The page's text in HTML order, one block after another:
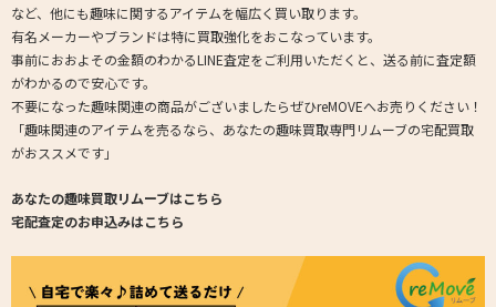
など、他にも趣味に関するアイテムを幅広く買い取ります。
有名メーカーやブランドは特に買取強化をおこなっています。
事前におおよその金額のわかるLINE査定をご利用いただくと、送る前に査定額
がわかるので安心です。
不要になった趣味関連の商品がございましたらぜひreMOVEへお売りください！
「趣味関連のアイテムを売るなら、あなたの趣味買取専門リムーブの宅配買取
がおススメです」
あなたの趣味買取リムーブはこちら
宅配査定のお申込みはこちら